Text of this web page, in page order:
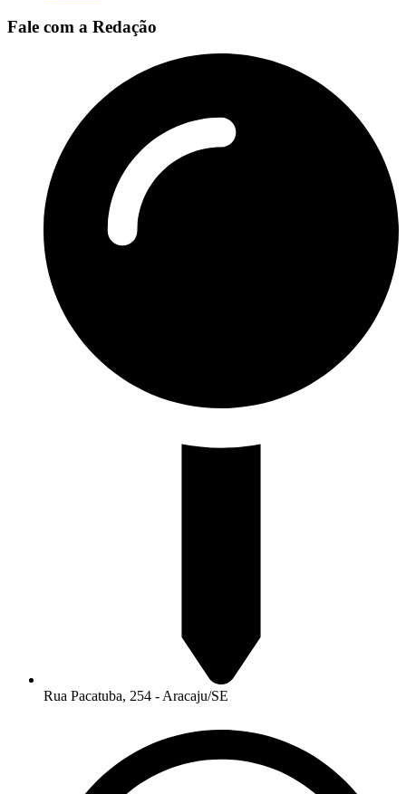
Fale com a Redação
Rua Pacatuba, 254 - Aracaju/SE